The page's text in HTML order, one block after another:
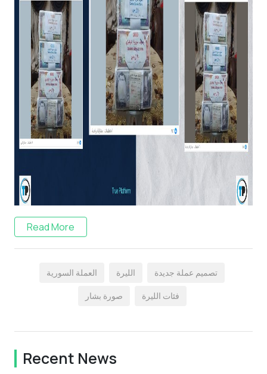
Read More
العملة السورية الليرة تصميم عملة جديدة
صورة بشار فئات الليرة
Recent News